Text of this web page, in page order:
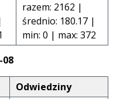
razem: 2162 |
średnio: 180.17 |
min: 0 | max: 372
Odwiedziny